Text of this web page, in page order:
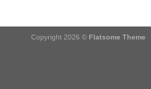
Copyright 2026 © Flatsome Theme